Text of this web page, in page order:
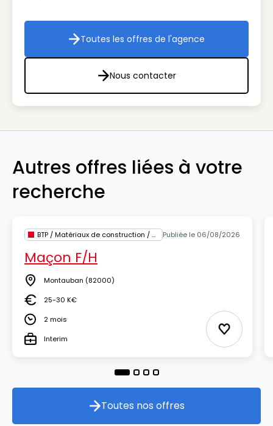
Toutes les offres de l'agence
Toutes les offres de l'agence
Nous contacter
Nous contacter
Autres offres liées à votre
recherche
BTP / Matériaux de construction / Architecture Publiée le 06/08/2026
Maçon F/H
Lieu Montauban (82000)
Salaire25-30 K€
Durée2 mois
TypeInterim Ajouter
Toutes nos offres
Toutes nos offres